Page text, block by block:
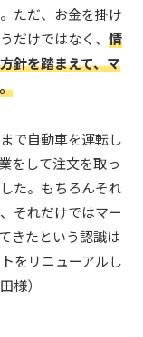
ただ、お金を掛け
だけではなく、 情
針を踏まえて、マ
で自動車を運転し
をして注文を取っ
た。もちろんそれ
それだけではマー
きたという認識は
をリニューアルし
様）